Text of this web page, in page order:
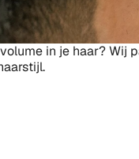
in je haar? Wij